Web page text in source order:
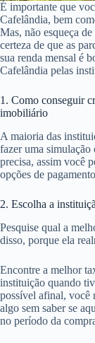
É importante que
Cafelândia, bem
Mas, não esqueça
certeza de que as
sua renda mensal é
Cafelândia pelas
1. Como conseguir
imobiliário
A maioria das
fazer uma
precisa, assim você
opções de
2. Escolha a
Pesquise qual a
disso, porque ela
Encontre a melhor
instituição quando
possível afinal, você
algo sem saber se
no período da